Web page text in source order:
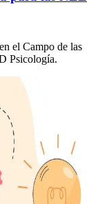
el Campo de las
Psicología.